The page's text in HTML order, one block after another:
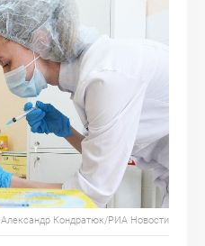
Александр Кондратюк/РИА Новости